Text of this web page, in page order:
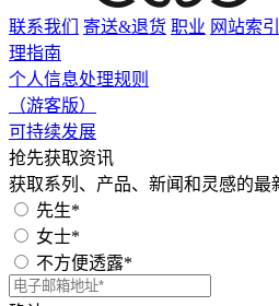
联系我们 寄送&退货 职业 网站索引
理指南
个人信息处理规则
（游客版）
可持续发展
抢先获取资讯
获取系列、产品、新闻和灵感的最
先生*
女士*
不方便透露*